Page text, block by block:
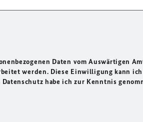
Daten vom Auswärtigen
werden. Diese Einwilligung kann
habe ich zur Kenntnis